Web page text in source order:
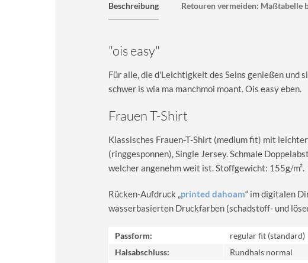
Beschreibung Retouren vermeiden: Maßtabelle
"ois easy"
Für alle, die d'Leichtigkeit des Seins genießen und
schwer is wia ma manchmoi moant. Ois easy eben.
Frauen T-Shirt
Klassisches Frauen-T-Shirt (medium fit) mit
(ringgesponnen), Single Jersey. Schmale
welcher angenehm weit ist. Stoffgewicht: 155g/m².
Rücken-Aufdruck „printed dahoam“ im digitalen
wasserbasierten Druckfarben (schadstoff- und
Passform:
regular fit (standard)
Halsabschluss:
Rundhals normal